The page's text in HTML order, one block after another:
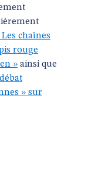
Les chaînes
rouge
» ainsi que
débat
» sur